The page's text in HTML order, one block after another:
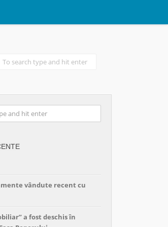
vândute recent cu
a fost deschis în